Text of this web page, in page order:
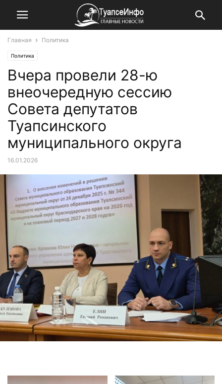
Главная Политика
Политика
Вчера провели 28-ю
внеочередную сессию
Совета депутатов
Туапсинского
муниципального округа
16.01.2026